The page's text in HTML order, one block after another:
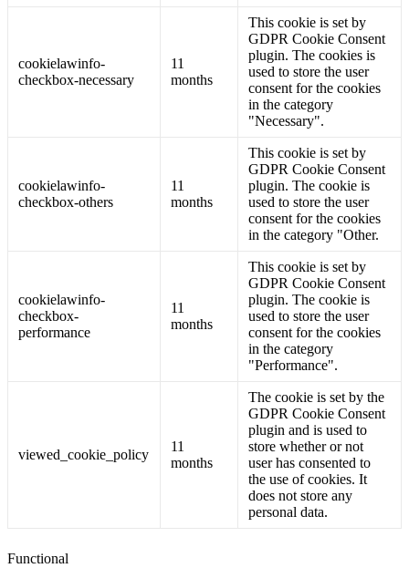
cookielawinfo-
checkbox-necessary
11
months
This cookie is set by
GDPR Cookie Consent
plugin. The cookies is
used to store the user
consent for the cookies
in the category
"Necessary".
cookielawinfo-
checkbox-others
11
months
This cookie is set by
GDPR Cookie Consent
plugin. The cookie is
used to store the user
consent for the cookies
in the category "Other.
cookielawinfo-
checkbox-
performance
11
months
This cookie is set by
GDPR Cookie Consent
plugin. The cookie is
used to store the user
consent for the cookies
in the category
"Performance".
viewed_cookie_policy
11
months
The cookie is set by the
GDPR Cookie Consent
plugin and is used to
store whether or not
user has consented to
the use of cookies. It
does not store any
personal data.
Functional